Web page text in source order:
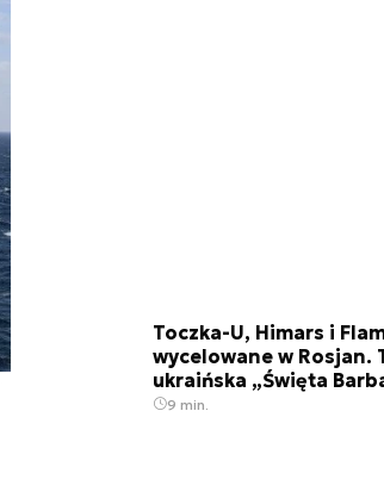
Toczka-U, Himars i
wycelowane w Rosjan.
ukraińska „Święta
9 min.